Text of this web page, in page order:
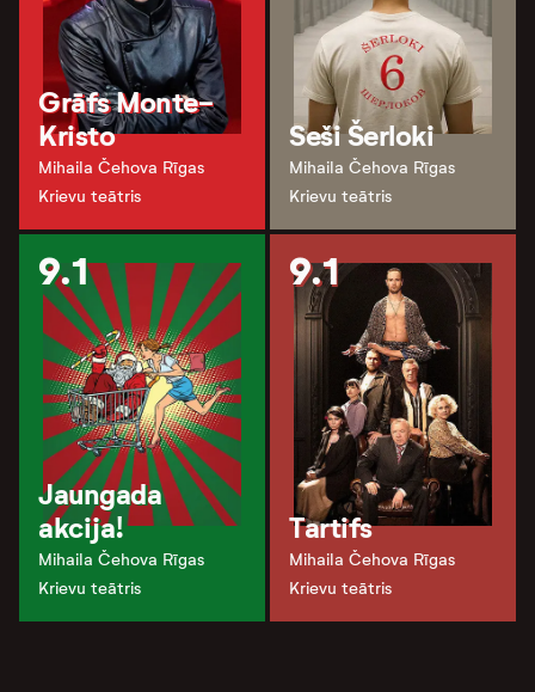
Grāfs Monte-
Kristo
Mihaila Čehova Rīgas
Krievu teātris
Seši Šerloki
Mihaila Čehova Rīgas
Krievu teātris
9.1
Jaungada
akcija!
Mihaila Čehova Rīgas
Krievu teātris
9.1
Tartifs
Mihaila Čehova Rīgas
Krievu teātris